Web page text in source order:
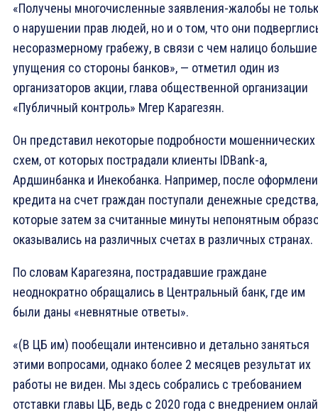
«Получены многочисленные заявления-жалобы не
о нарушении прав людей, но и о том, что они
несоразмерному грабежу, в связи с чем налицо большие
упущения со стороны банков», — отметил один из
организаторов акции, глава общественной организации
«Публичный контроль» Мгер Карагезян.
Он представил некоторые подробности мошеннических
схем, от которых пострадали клиенты IDBank-a,
Ардшинбанка и Инекобанка. Например, после
кредита на счет граждан поступали денежные средства,
которые затем за считанные минуты непонятным
оказывались на различных счетах в различных странах.
По словам Карагезяна, пострадавшие граждане
неоднократно обращались в Центральный банк, где им
были даны «невнятные ответы».
«(В ЦБ им) пообещали интенсивно и детально заняться
этими вопросами, однако более 2 месяцев результат их
работы не виден. Мы здесь собрались с требованием
отставки главы ЦБ, ведь с 2020 года с внедрением